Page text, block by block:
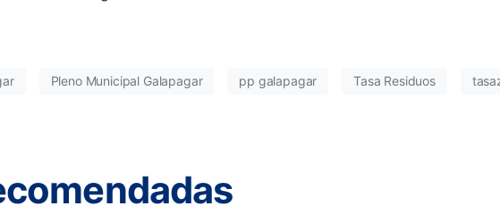
Pleno Municipal Galapagar pp galapagar Tasa Residuos